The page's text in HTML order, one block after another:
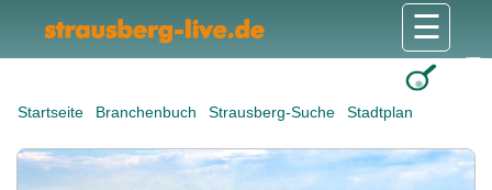
Startseite Branchenbuch Strausberg-Suche Stadtplan
☰